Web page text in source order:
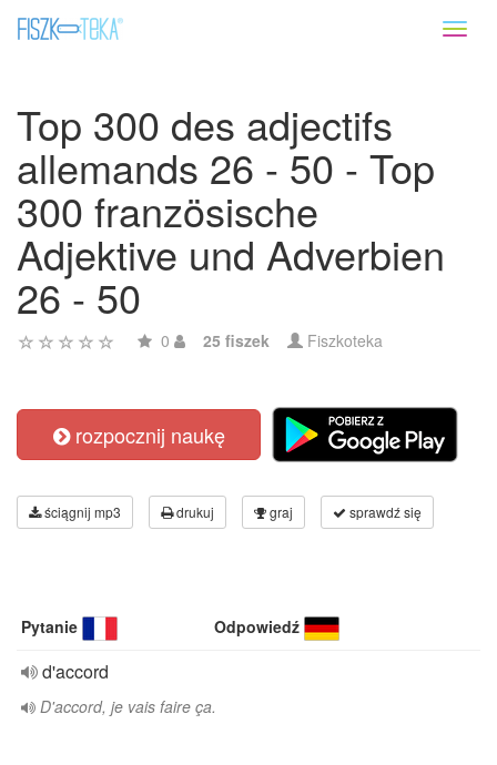
Top 300 des adjectifs
allemands 26 - 50 - Top
300 französische
Adjektive und Adverbien
26 - 50
0 25 fiszek Fiszkoteka
rozpocznij naukę
ściągnij mp3 drukuj graj sprawdź się
Pytanie Odpowiedź
d'accord
D'accord, je vais faire ça.